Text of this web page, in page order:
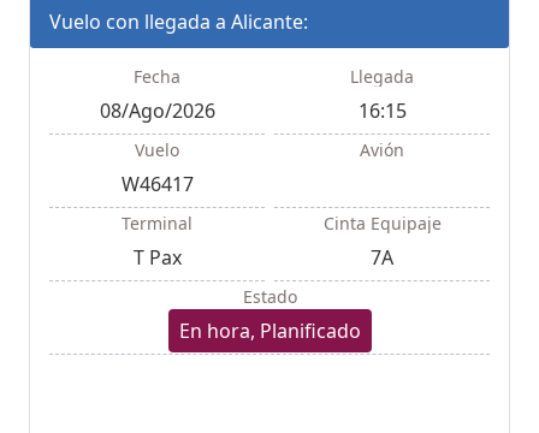
Vuelo con llegada a Alicante:
Fecha
08/Ago/2026
Llegada
16:15
Vuelo
W46417
Avión
Terminal
T Pax
Cinta Equipaje
7A
Estado
En hora, Planificado